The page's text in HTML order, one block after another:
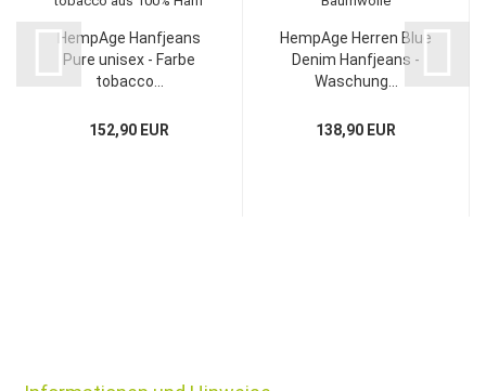
HempAge Hanfjeans
Pure unisex - Farbe
tobacco...
152,90 EUR
HempAge Herren Blue
Denim Hanfjeans -
Waschung...
138,90 EUR